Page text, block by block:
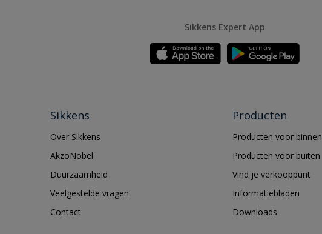
Sikkens Expert App
Sikkens
Over Sikkens
AkzoNobel
Duurzaamheid
Veelgestelde vragen
Contact
Producten
Producten voor binnen
Producten voor buiten
Vind je verkooppunt
Informatiebladen
Downloads